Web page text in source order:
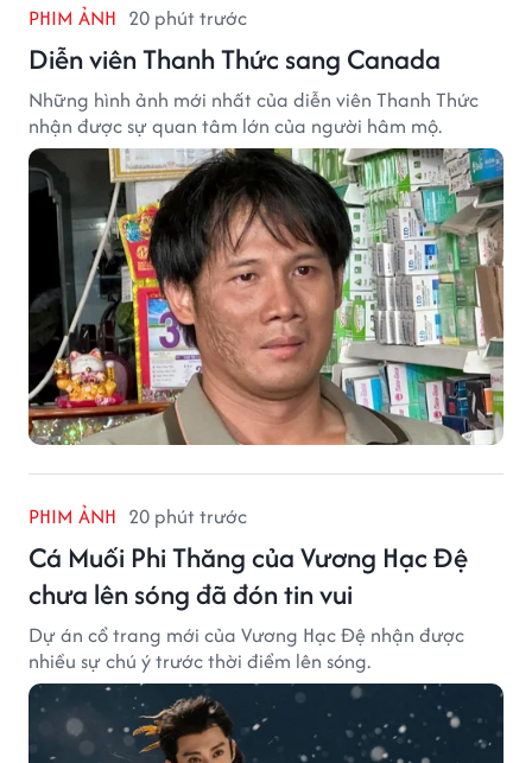
PHIM ẢNH 20 phút trước
Diễn viên Thanh Thức sang Canada
Những hình ảnh mới nhất của diễn viên Thanh Thức
nhận được sự quan tâm lớn của người hâm mộ.
PHIM ẢNH 20 phút trước
Cá Muối Phi Thăng của Vương Hạc Đệ
chưa lên sóng đã đón tin vui
Dự án cổ trang mới của Vương Hạc Đệ nhận được
nhiều sự chú ý trước thời điểm lên sóng.